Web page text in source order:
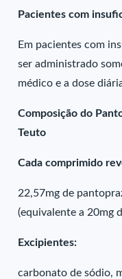
Pacientes com
Em pacientes com
ser administrado
médico e a dose
Composição do
Teuto
Cada comprimido
22,57mg de
(equivalente a 20mg
Excipientes:
carbonato de sódio,